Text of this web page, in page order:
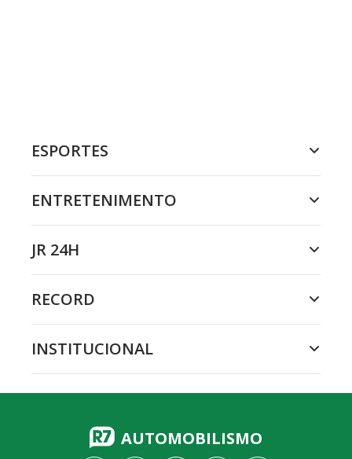
ESPORTES
ENTRETENIMENTO
JR 24H
RECORD
INSTITUCIONAL
AUTOMOBILISMO